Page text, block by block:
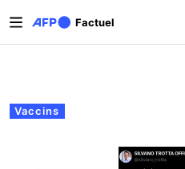
Factuel
Onglets principaux
Vaccins